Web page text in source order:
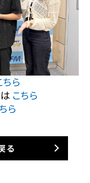
ちら
こちら
ら
る